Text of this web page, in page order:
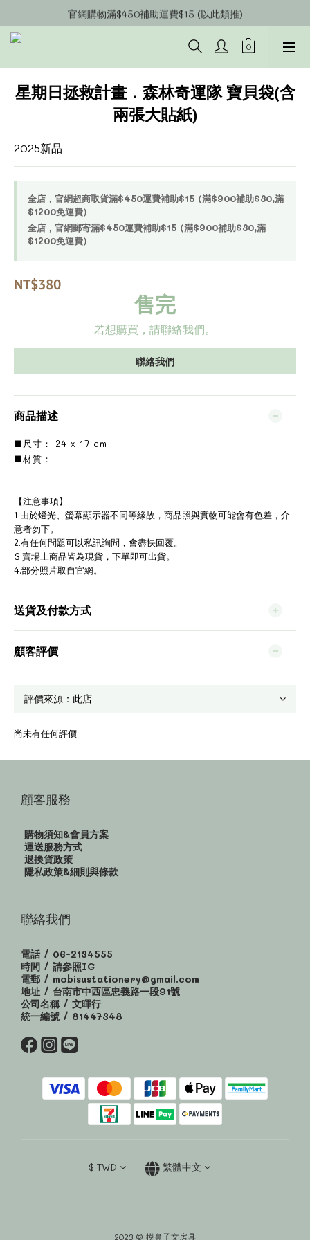
官網會員募集中~立即註冊即可獲得購物金$20!!!
官網購物滿$450補助運費$15 (以此類推)
官網購物超商郵寄滿$1200/宅配到府滿$1600免運費!!
官網會員募集中~立即註冊即可獲得購物金$20!!!
星期日拯救計畫．森林奇運隊 寶貝袋(含
兩張大貼紙)
2025新品
全店，官網超商取貨滿$450運費補助$15 (滿$900補助$30,滿
$1200免運費)
全店，官網郵寄滿$450運費補助$15 (滿$900補助$30,滿
$1200免運費)
NT$380
售完
若想購買，請聯絡我們。
聯絡我們
商品描述
■尺寸： 24 x 17 cm
■材質：
【注意事項】
1.由於燈光、螢幕顯示器不同等緣故，商品照與實物可能會有色差，介
意者勿下。
2.有任何問題可以私訊詢問，會盡快回覆。
3.賣場上商品皆為現貨，下單即可出貨。
4.部分照片取自官網。
送貨及付款方式
顧客評價
尚未有任何評價
顧客服務
購物須知&會員方案
運送服務方式
退換貨政策
隱私政策&細則與條款
聯絡我們
電話 / 06-2134555
時間 / 請參照IG
電郵 / mobisustationery@gmail.com
地址 / 台南市中西區忠義路一段91號
公司名稱 / 文暉行
統一編號 / 81447348
$ TWD 繁體中文
2023 © 摸鼻子文房具